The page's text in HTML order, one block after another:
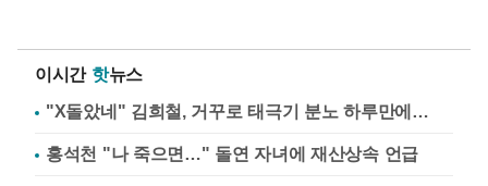
이시간 핫뉴스
"X돌았네" 김희철, 거꾸로 태극기 분노 하루만에…
홍석천 "나 죽으면…" 돌연 자녀에 재산상속 언급